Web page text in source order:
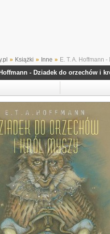
» Książki » Inne » E. T. A. Hoffmann
- Dziadek do orzechów i